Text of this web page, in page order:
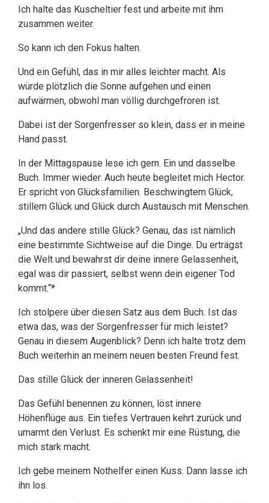
Ich halte das Kuscheltier fest und arbeite mit ihm
zusammen weiter.
So kann ich den Fokus halten.
Und ein Gefühl, das in mir alles leichter macht. Als
würde plötzlich die Sonne aufgehen und einen
aufwärmen, obwohl man völlig durchgefroren ist.
Dabei ist der Sorgenfresser so klein, dass er in meine
Hand passt.
In der Mittagspause lese ich gern. Ein und dasselbe
Buch. Immer wieder. Auch heute begleitet mich Hector.
Er spricht von Glücksfamilien. Beschwingtem Glück,
stillem Glück und Glück durch Austausch mit Menschen.
„Und das andere stille Glück? Genau, das ist nämlich
eine bestimmte Sichtweise auf die Dinge. Du erträgst
die Welt und bewahrst dir deine innere Gelassenheit,
egal was dir passiert, selbst wenn dein eigener Tod
kommt.“*
Ich stolpere über diesen Satz aus dem Buch. Ist das
etwa das, was der Sorgenfresser für mich leistet?
Genau in diesem Augenblick? Denn ich halte trotz dem
Buch weiterhin an meinem neuen besten Freund fest.
Das stille Glück der inneren Gelassenheit!
Das Gefühl benennen zu können, löst innere
Höhenflüge aus. Ein tiefes Vertrauen kehrt zurück und
umarmt den Verlust. Es schenkt mir eine Rüstung, die
mich stark macht.
Ich gebe meinem Nothelfer einen Kuss. Dann lasse ich
ihn los.